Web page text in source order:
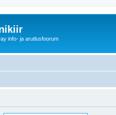
info- ja arutlusfoorum